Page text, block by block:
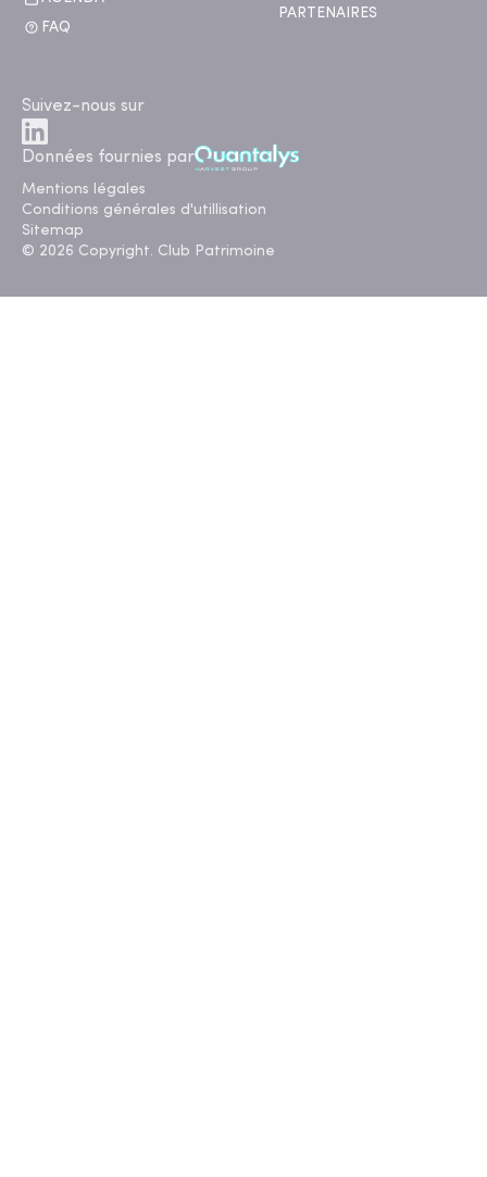
FAQ
PARTENAIRES
Suivez-nous sur
Données fournies par
Mentions légales
Conditions générales d'utillisation
Sitemap
© 2026 Copyright. Club Patrimoine